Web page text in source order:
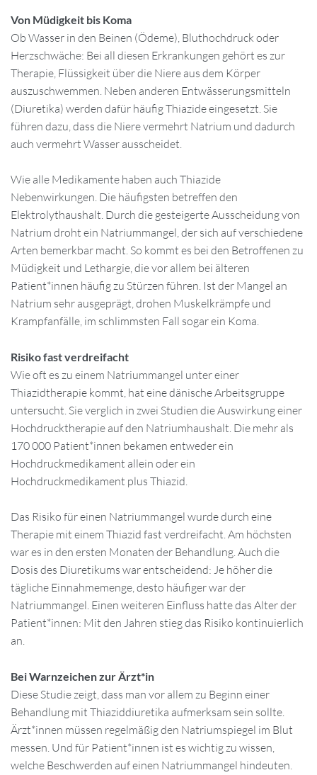
Von Müdigkeit bis Koma
Ob Wasser in den Beinen (Ödeme), Bluthochdruck oder
Herzschwäche: Bei all diesen Erkrankungen gehört es zur
Therapie, Flüssigkeit über die Niere aus dem Körper
auszuschwemmen. Neben anderen Entwässerungsmitteln
(Diuretika) werden dafür häufig Thiazide eingesetzt. Sie
führen dazu, dass die Niere vermehrt Natrium und dadurch
auch vermehrt Wasser ausscheidet.
Wie alle Medikamente haben auch Thiazide
Nebenwirkungen. Die häufigsten betreffen den
Elektrolythaushalt. Durch die gesteigerte Ausscheidung von
Natrium droht ein Natriummangel, der sich auf verschiedene
Arten bemerkbar macht. So kommt es bei den Betroffenen zu
Müdigkeit und Lethargie, die vor allem bei älteren
Patient*innen häufig zu Stürzen führen. Ist der Mangel an
Natrium sehr ausgeprägt, drohen Muskelkrämpfe und
Krampfanfälle, im schlimmsten Fall sogar ein Koma.
Risiko fast verdreifacht
Wie oft es zu einem Natriummangel unter einer
Thiazidtherapie kommt, hat eine dänische Arbeitsgruppe
untersucht. Sie verglich in zwei Studien die Auswirkung einer
Hochdrucktherapie auf den Natriumhaushalt. Die mehr als
170 000 Patient*innen bekamen entweder ein
Hochdruckmedikament allein oder ein
Hochdruckmedikament plus Thiazid.
Das Risiko für einen Natriummangel wurde durch eine
Therapie mit einem Thiazid fast verdreifacht. Am höchsten
war es in den ersten Monaten der Behandlung. Auch die
Dosis des Diuretikums war entscheidend: Je höher die
tägliche Einnahmemenge, desto häufiger war der
Natriummangel. Einen weiteren Einfluss hatte das Alter der
Patient*innen: Mit den Jahren stieg das Risiko kontinuierlich
an.
Bei Warnzeichen zur Ärzt*in
Diese Studie zeigt, dass man vor allem zu Beginn einer
Behandlung mit Thiaziddiuretika aufmerksam sein sollte.
Ärzt*innen müssen regelmäßig den Natriumspiegel im Blut
messen. Und für Patient*innen ist es wichtig zu wissen,
welche Beschwerden auf einen Natriummangel hindeuten.